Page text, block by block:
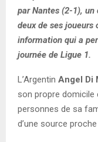
par Nantes (2-1), un
deux de ses
information qui a
journée de Ligue 1.
L’Argentin Angel Di
son propre domicile
personnes de sa
d’une source proche